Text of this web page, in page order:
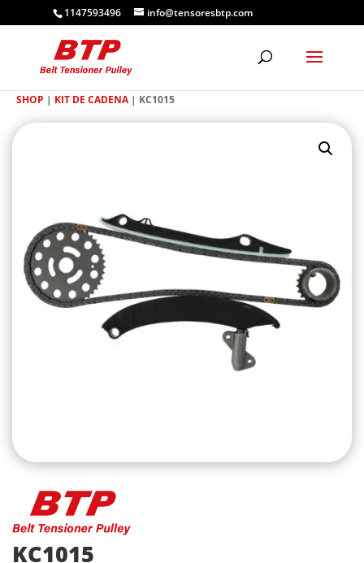
1147593496 info@tensoresbtp.com
SHOP | KIT DE CADENA| KC1015
KC1015